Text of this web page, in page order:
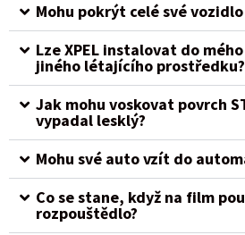
Mohu pokrýt celé své vozidlo
Lze XPEL instalovat do
jiného létajícího prostředku?
Jak mohu voskovat povrch
vypadal lesklý?
Mohu své auto vzít do
Co se stane, když na film
rozpouštědlo?